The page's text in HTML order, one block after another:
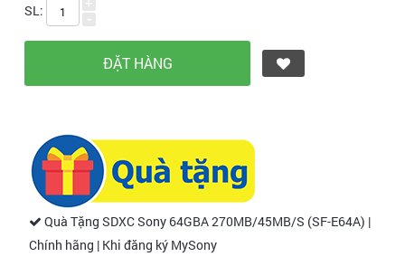
SL:
Quà Tặng SDXC Sony 64GBA 270MB/45MB/S (SF-E64A) |
Chính hãng | Khi đăng ký MySony